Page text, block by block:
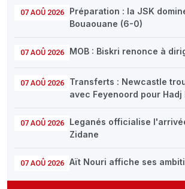
07 AOÛ 2026
Préparation : la JSK
Bouaouane (6-0)
07 AOÛ 2026 MOB : Biskri renonce à
07 AOÛ 2026
Transferts : Newcastle
avec Feyenoord pour Hadj
07 AOÛ 2026
Leganés officialise
Zidane
07 AOÛ 2026 Aït Nouri affiche ses